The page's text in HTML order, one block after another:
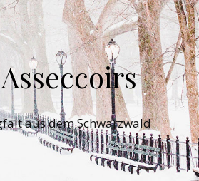
aus dem Schwarzwald